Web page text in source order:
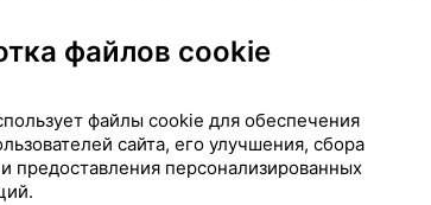
у взрослых.
спинальной анестезии в
файлов cookie
файлы cookie для обеспечения
сайта, его улучшения, сбора
предоставления персонализированных